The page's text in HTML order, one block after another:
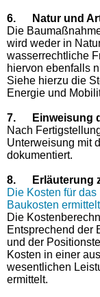
6. Natur und
Die
wird weder in
wasserrechtliche
hiervon ebenfalls
Siehe hierzu die
Energie und
7.
Einweisung
Nach
Unterweisung mit
dokumentiert.
8.
Erläuterung
Die Kosten für
Baukosten
Die
Entsprechend der
und der
Kosten in einer
wesentlichen
ermittelt.